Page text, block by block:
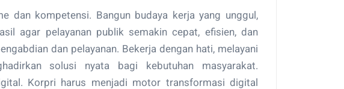
dan kompetensi. Bangun budaya kerja yang unggul,
agar pelayanan publik semakin cepat, efisien, dan
dan pelayanan. Bekerja dengan hati, melayani
solusi nyata bagi kebutuhan masyarakat.
Korpri harus menjadi motor transformasi digital